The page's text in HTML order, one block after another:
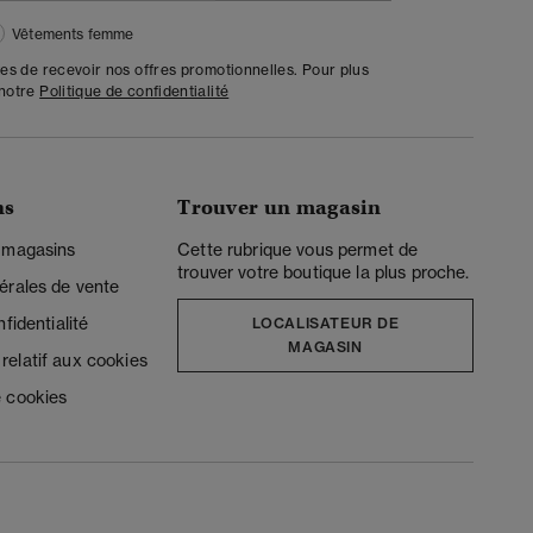
Vêtements femme
de recevoir nos offres promotionnelles. Pour plus
Politique de confidentialité
de vente
aux cookies
cookies
Trouver un magasin
Cette rubrique vous permet de
trouver votre boutique la plus proche.
LOCALISATEUR DE
MAGASIN